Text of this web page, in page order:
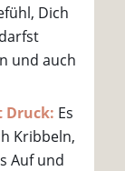
Dich
und auch
Druck: Es
Kribbeln,
Auf und